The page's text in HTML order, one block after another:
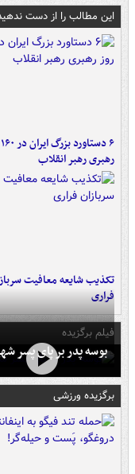
این مطالب را از دست
رهبری رهبر انقلاب
تکذیب شایعه معافیت
فراری
فیلم برگزیده
بوسه‌ پدر بر پای پسر
برگزیده ورزشی